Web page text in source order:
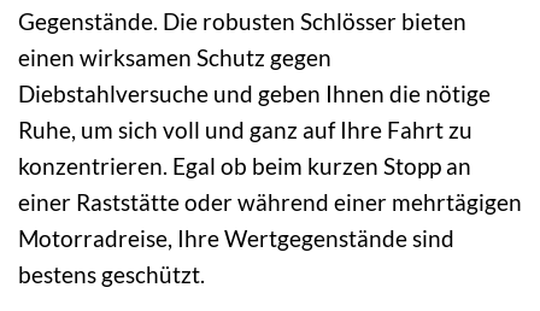
Gegenstände. Die robusten Schlösser bieten
einen wirksamen Schutz gegen
Diebstahlversuche und geben Ihnen die nötige
Ruhe, um sich voll und ganz auf Ihre Fahrt zu
konzentrieren. Egal ob beim kurzen Stopp an
einer Raststätte oder während einer mehrtägigen
Motorradreise, Ihre Wertgegenstände sind
bestens geschützt.